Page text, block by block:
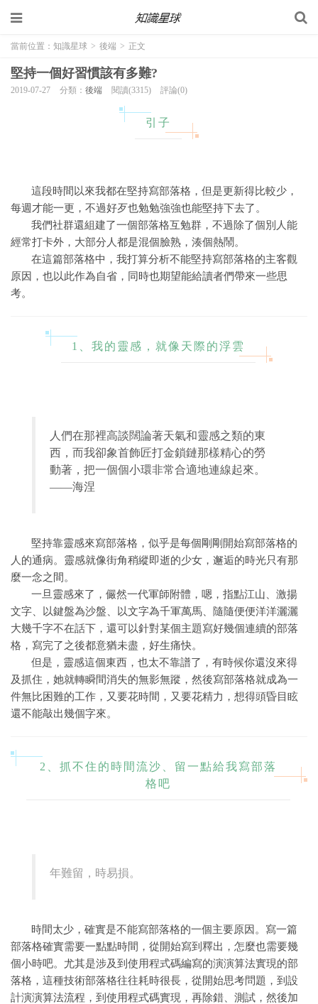
當前位置： 知識星球 > 後端 > 正文
堅持一個好習慣該有多難?
2019-07-27 分類： 後端 閱讀(3315) 評論(0)
引子
這段時間以來我都在堅持寫部落格，但是更新得比較少，
每週才能一更，不過好歹也勉勉強強也能堅持下去了。
我們社群還組建了一個部落格互勉群，不過除了個別人能
經常打卡外，大部分人都是混個臉熟，湊個熱鬧。
在這篇部落格中，我打算分析不能堅持寫部落格的主客觀
原因，也以此作為自省，同時也期望能給讀者們帶來一些思
考。
1、我的靈感，就像天際的浮雲
人們在那裡高談闊論著天氣和靈感之類的東
西，而我卻象首飾匠打金鎖鏈那樣精心的勞
動著，把一個個小環非常合適地連線起來。
——海涅
堅持靠靈感來寫部落格，似乎是每個剛剛開始寫部落格的
人的通病。靈感就像街角稍縱即逝的少女，邂逅的時光只有那
麼一念之間。
一旦靈感來了，儼然一代軍師附體，嗯，指點江山、激揚
文字、以鍵盤為沙盤、以文字為千軍萬馬、隨隨便便洋洋灑灑
大幾千字不在話下，還可以針對某個主題寫好幾個連續的部落
格，寫完了之後都意猶未盡，好生痛快。
但是，靈感這個東西，也太不靠譜了，有時候你還沒來得
及抓住，她就轉瞬間消失的無影無蹤，然後寫部落格就成為一
件無比困難的工作，又要花時間，又要花精力，想得頭昏目眩
還不能敲出幾個字來。
2、抓不住的時間流沙、留一點給我寫部落
格吧
年難留，時易損。
時間太少，確實是不能寫部落格的一個主要原因。寫一篇
部落格確實需要一點點時間，從開始寫到釋出，怎麼也需要幾
個小時吧。尤其是涉及到使用程式碼編寫的演演算法實現的部
落格，這種技術部落格往往耗時很長，從開始思考問題，到設
計演演算法流程，到使用程式碼實現，再除錯、測試，然後加